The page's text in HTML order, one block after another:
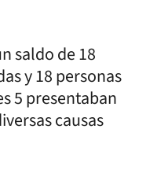
saldo de 18
y 18 personas
5 presentaban
causas